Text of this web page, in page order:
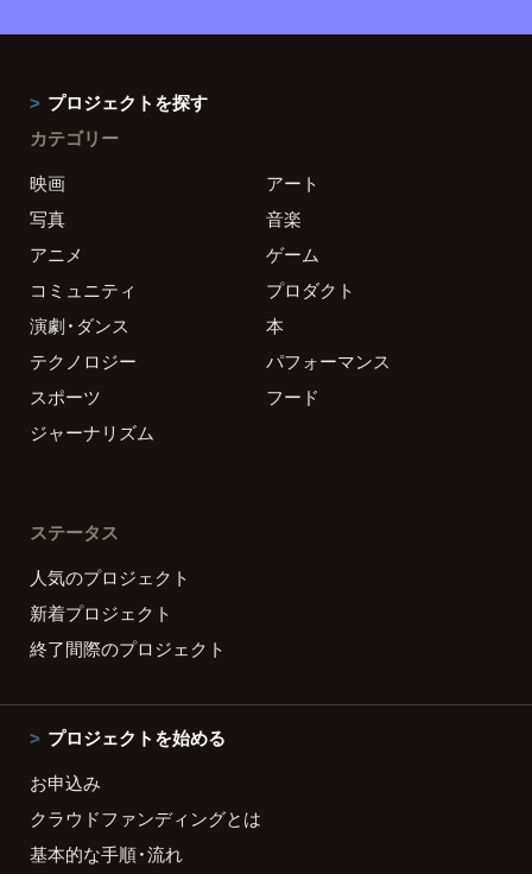
プロジェクトを探す
カテゴリー
映画
アート
写真
音楽
アニメ
ゲーム
コミュニティ
プロダクト
演劇・ダンス
本
テクノロジー
パフォーマンス
スポーツ
フード
ジャーナリズム
ステータス
人気のプロジェクト
新着プロジェクト
終了間際のプロジェクト
プロジェクトを始める
お申込み
クラウドファンディングとは
基本的な手順・流れ